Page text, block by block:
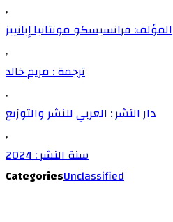
,
المؤلف: فرانسيسكو مونتانيا إبانييز
,
ترجمة : مريم خالد
,
دار النشر : العربي للنشر والتوزيع
,
سنة النشر : 2024
CategoriesUnclassified